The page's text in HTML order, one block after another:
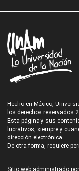
Hecho en México,
los derechos reservados
Esta página y sus
lucrativos, siempre y
dirección electrónica.
De otra forma, requiere
Sitio web administrado